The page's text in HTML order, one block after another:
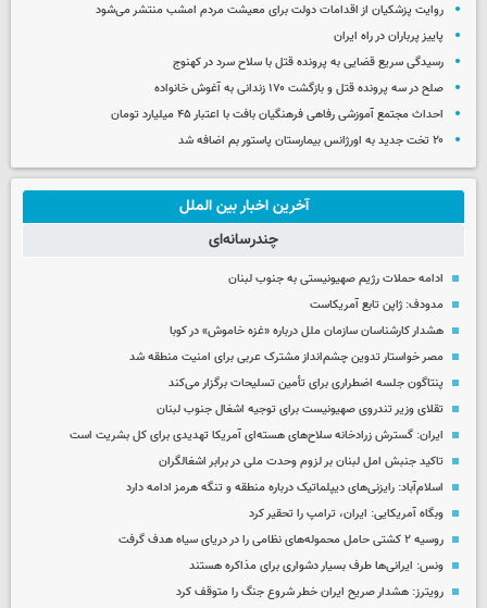
روایت پزشکیان از اقدامات دولت برای معیشت مردم امشب منتشر می‌شود
پاییز پرباران در راه ایران
رسیدگی سریع قضایی به پرونده قتل با سلاح سرد در کهنوج
صلح در سه پرونده قتل و بازگشت ۱۷۰ زندانی به آغوش خانواده
احداث مجتمع آموزشی رفاهی فرهنگیان بافت با اعتبار ۴۵ میلیارد تومان
۲۰ تخت جدید به اورژانس بیمارستان پاستور بم اضافه شد
آخرین اخبار بین الملل
چندرسانه‌ای
ادامه حملات رژیم صهیونیستی به جنوب لبنان
مدودف: ژاپن تابع آمریکاست
هشدار کارشناسان سازمان ملل درباره «غزه‌ خاموش» در کوبا
مصر خواستار تدوین چشم‌انداز مشترک عربی برای امنیت منطقه شد
پنتاگون جلسه اضطراری برای تأمین تسلیحات برگزار می‌کند
تقلای وزیر تندروی صهیونیست برای توجیه اشغال جنوب لبنان
ایران: گسترش زرادخانه سلاح‌های هسته‌ای آمریکا تهدیدی برای کل بشریت است
تاکید جنبش امل لبنان بر لزوم وحدت ملی در برابر اشغالگران
اسلام‌آباد: رایزنی‌های دیپلماتیک درباره منطقه و تنگه هرمز ادامه دارد
وبگاه آمریکایی: ایران، ترامپ را تحقیر کرد
روسیه ۲ کشتی حامل محموله‌های نظامی را در دریای سیاه هدف گرفت
ونس: ایرانی‌ها طرف بسیار دشواری برای مذاکره هستند
رویترز: هشدار صریح ایران خطر شروع جنگ را متوقف کرد